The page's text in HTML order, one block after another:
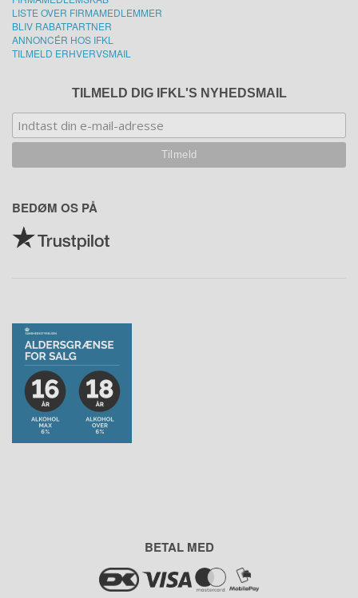
LISTE OVER FIRMAMEDLEMMER
BLIV RABATPARTNER
ANNONCÉR HOS IFKL
TILMELD ERHVERVSMAIL
TILMELD DIG IFKL'S NYHEDSMAIL
BEDØM OS PÅ
BETAL MED